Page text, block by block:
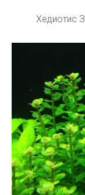
Хедиотис